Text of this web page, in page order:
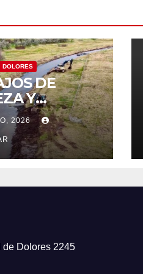
DOLORES
DE
Y
LA
2026
de Dolores 2245